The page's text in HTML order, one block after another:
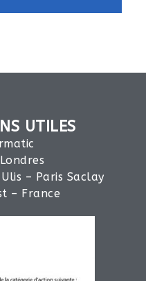
UTILES
– Paris Saclay
– France